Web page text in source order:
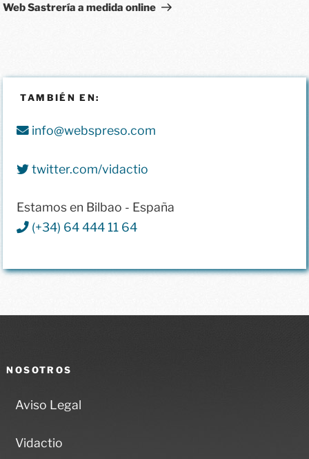
Web Sastrería a medida online
TAMBIÉN EN:
info@webspreso.com
twitter.com/vidactio
Estamos en Bilbao - España
(+34) 64 444 11 64
NOSOTROS
Aviso Legal
Vidactio